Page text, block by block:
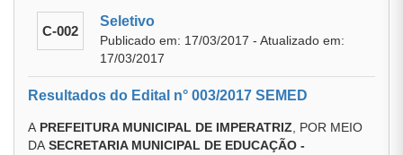
C-002
Seletivo
Publicado em: 17/03/2017 - Atualizado em:
17/03/2017
Resultados do Edital n° 003/2017 SEMED
A PREFEITURA MUNICIPAL DE IMPERATRIZ , POR MEIO
DA SECRETARIA MUNICIPAL DE EDUCAÇÃO -